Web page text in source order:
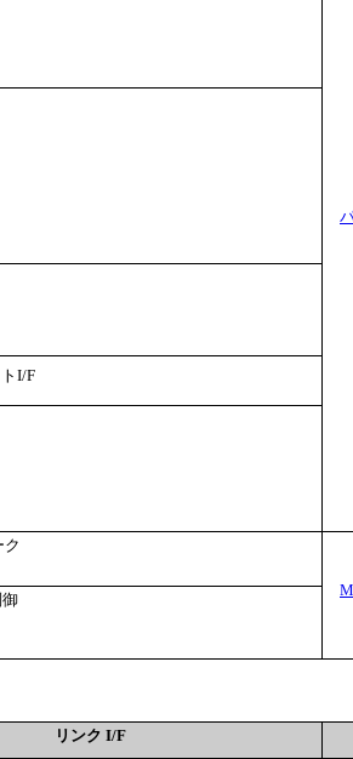
I/F
ク
御
リンク I/F